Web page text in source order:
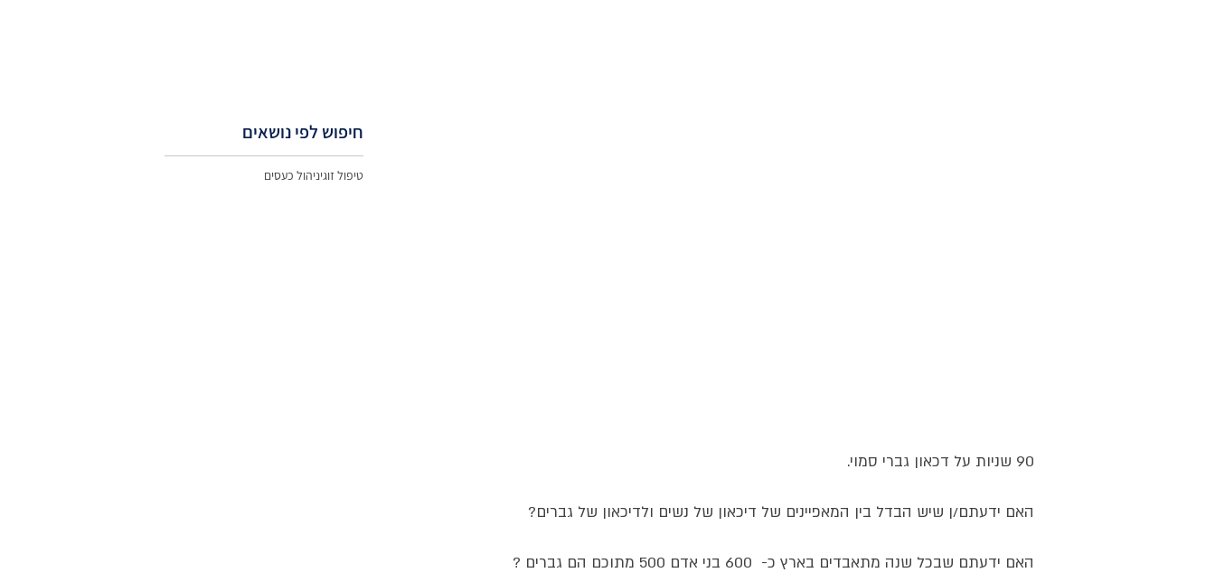
חיפוש לפי נושאים
טיפול זוגיניהול כעסים
90 שניות על דכאון גברי סמוי.
האם ידעתם/ן שיש הבדל בין המאפיינים של דיכאון של נשים ולדיכאון של גברים?
האם ידעתם שבכל שנה מתאבדים בארץ כ-  600 בני אדם 500 מתוכם הם גברים ?